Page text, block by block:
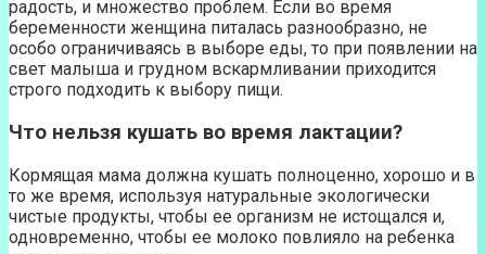
радость, и множество проблем. Если во время
беременности женщина питалась разнообразно, не
особо ограничиваясь в выборе еды, то при появлении на
свет малыша и грудном вскармливании приходится
строго подходить к выбору пищи.
Что нельзя кушать во время лактации?
Кормящая мама должна кушать полноценно, хорошо и в
то же время, используя натуральные экологически
чистые продукты, чтобы ее организм не истощался и,
одновременно, чтобы ее молоко повлияло на ребенка